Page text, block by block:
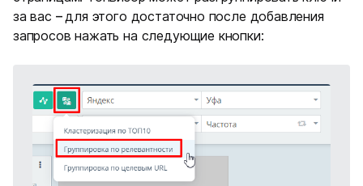
за вас –для этого достаточно после добавления
запросов нажать на следующие кнопки: